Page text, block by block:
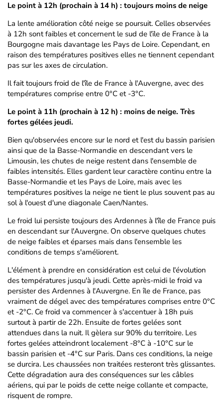
Le point à 12h (prochain à 14 h) : toujours moins de neige
La lente amélioration côté neige se poursuit. Celles observées
à 12h sont faibles et concernent le sud de l'ïle de France à la
Bourgogne mais davantage les Pays de Loire. Cependant, en
raison des températures positives elles ne tiennent cependant
pas sur les axes de circulation.
Il fait toujours froid de l'île de France à l'Auvergne, avec des
températures comprise entre 0°C et -3°C.
Le point à 11h (prochain à 12 h) : moins de neige. Très
fortes gélées jeudi.
Bien qu'observées encore sur le nord et l'est du bassin parisien
ainsi que de la Basse-Normandie en descendant vers le
Limousin, les chutes de neige restent dans l'ensemble de
faibles intensités. Elles gardent leur caractère continu entre la
Basse-Normandie et les Pays de Loire, mais avec les
températures positives la neige ne tient le plus souvent pas au
sol à l'ouest d'une diagonale Caen/Nantes.
Le froid lui persiste toujours des Ardennes à l'île de France puis
en descendant sur l'Auvergne. On observe quelques chutes
de neige faibles et éparses mais dans l'ensemble les
conditions de temps s'améliorent.
L'élément à prendre en considération est celui de l'évolution
des températures jusqu'à jeudi. Cette après-midi le froid va
persister des Ardennes à l'Auvergne. En île de France, pas
vraiment de dégel avec des températures comprises entre 0°C
et -2°C. Ce froid va commencer à s'accentuer à 18h puis
surtout à partir de 22h. Ensuite de fortes gelées sont
attendues dans la nuit. Il gèlera sur 90% du territoire. Les
fortes gelées atteindront localement -8°C à -10°C sur le
bassin parisien et -4°C sur Paris. Dans ces conditions, la neige
se durcira. Les chaussées non traitées resteront très glissantes.
Cette dégradation aura des conséquences sur les câbles
aériens, qui par le poids de cette neige collante et compacte,
risquent de rompre.